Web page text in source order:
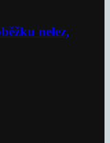
nelez,